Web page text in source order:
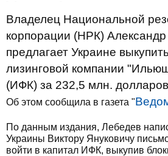
Владелец Национальной
корпорации (НРК)
предлагает Украине
лизинговой компании
(ИФК) за 232,5 млн.
Об этом сообщила в газета "
По данным издания, Лебедев
Украины Виктору Януковичу
войти в капитал ИФК, выкупив